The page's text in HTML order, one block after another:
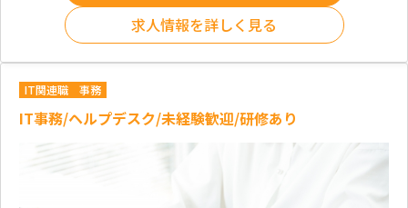
求人情報を詳しく見る
IT関連職 事務
IT事務/ヘルプデスク/未経験歓迎/研修あり